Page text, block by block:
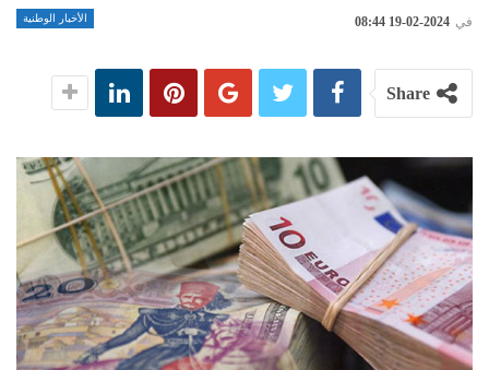
الأخبار الوطنية في 2024-02-19 08:44
Share